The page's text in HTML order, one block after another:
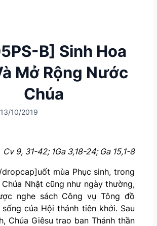
B] Sinh Hoa
Mở Rộng Nước
Chúa
13/10/2019
Cv 9, 31-42; 1Ga 3,18-24; Ga 15,1-8
mùa Phục sinh, trong
Nhật cũng như ngày thường,
nghe sách Công vụ Tông đồ
của Hội thánh tiên khởi. Sau
Chúa Giêsu trao ban Thánh thần